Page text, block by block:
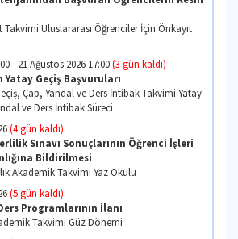
Takvimi Uluslararası Öğrenciler İçin
Eleme Sınavları
Takvimi Konservatuvar Programları
2026
(3 gün kaldı)
Tasarımı Programı Mülakat Sınavı
Takvimi Moda Tasarımı Programı /
ve Pazarlama Programı Önkayıt Takvimi
2026(3 gün kaldı)